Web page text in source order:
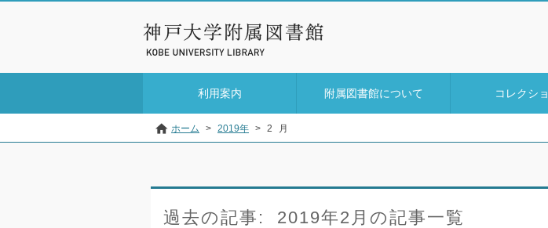
利用案内 附属図書館について コレクシ
ホーム > 2019年 > 2 月
過去の記事: 2019年2月の記事一覧